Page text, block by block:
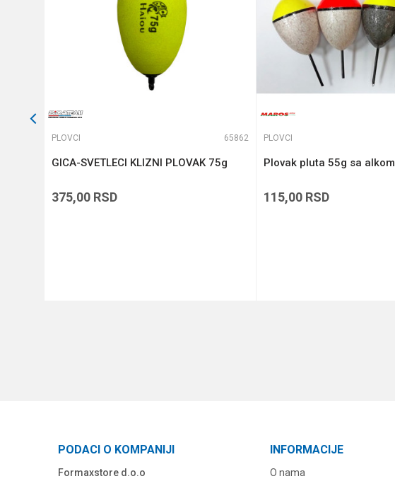
PLOVCI 65862
GICA-SVETLECI KLIZNI PLOVAK 75g
375,00 RSD
PLOVCI
Plovak pluta 55g sa alkom
115,00 RSD
PODACI O KOMPANIJI
Formaxstore d.o.o
INFORMACIJE
O nama